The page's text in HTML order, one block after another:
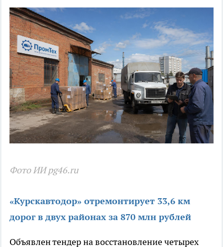
Фото ИИ pg46.ru
«Курскавтодор» отремонтирует 33,6 км
дорог в двух районах за 870 млн рублей
Объявлен тендер на восстановление четырех